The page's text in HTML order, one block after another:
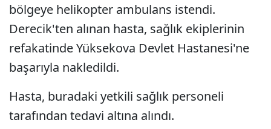
bölgeye helikopter ambulans istendi.
Derecik'ten alınan hasta, sağlık ekiplerinin
refakatinde Yüksekova Devlet Hastanesi'ne
başarıyla nakledildi.
Hasta, buradaki yetkili sağlık personeli
tarafından tedavi altına alındı.